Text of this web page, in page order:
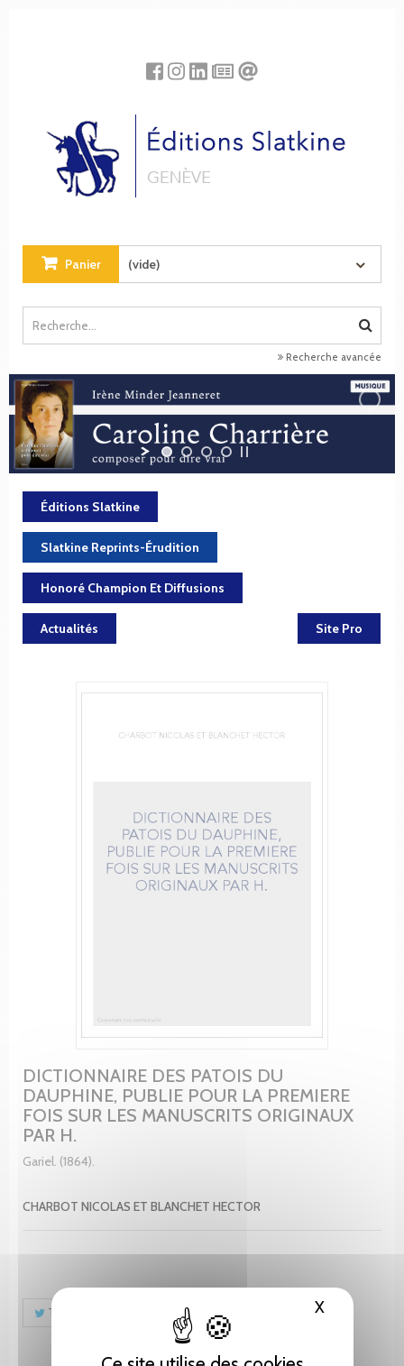
XMasquer
Panier (vide)
Recherche avancée
Éditions Slatkine
Slatkine Reprints-Érudition
Honoré Champion Et Diffusions
Actualités Site Pro
DICTIONNAIRE DES PATOIS DU
DAUPHINE, PUBLIE POUR LA PREMIERE
FOIS SUR LES MANUSCRITS ORIGINAUX
PAR H.
Gariel. (1864).
CHARBOT NICOLAS ET BLANCHET HECTOR
Tweet Pinterest